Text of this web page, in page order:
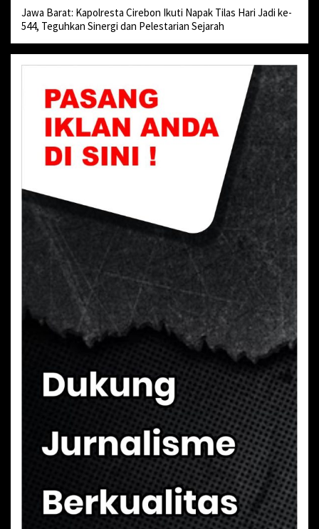
Jawa Barat: Kapolresta Cirebon Ikuti Napak Tilas Hari Jadi ke-
544, Teguhkan Sinergi dan Pelestarian Sejarah